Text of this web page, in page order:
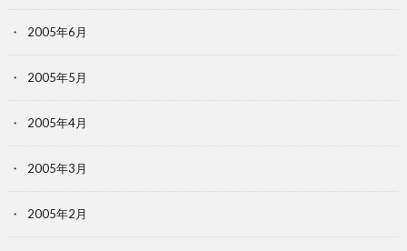
2005年6月
2005年5月
2005年4月
2005年3月
2005年2月